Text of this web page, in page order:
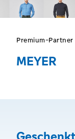
Premium-Partner
MEYER